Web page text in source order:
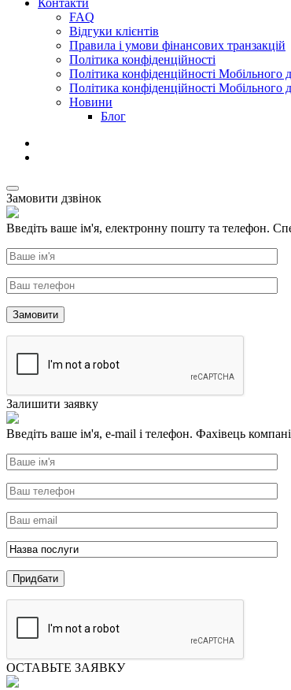
Контакти
FAQ
Відгуки клієнтів
Правила і умови фінансових транзакцій
Політика конфіденційності
Політика конфіденційності Мобільного
Політика конфіденційності
Новини
Блог
Замовити дзвінок
Введіть ваше ім'я, електронну пошту та телефон.
Залишити заявку
Введіть ваше ім'я, e-mail і телефон. Фахівець
ОСТАВЬТЕ ЗАЯВКУ